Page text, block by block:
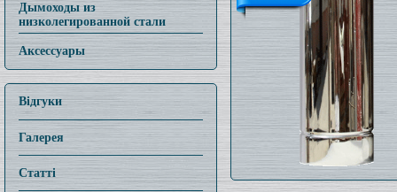
Дымоходы из
низколегированной стали
Аксессуары
Відгуки
Галерея
Статті